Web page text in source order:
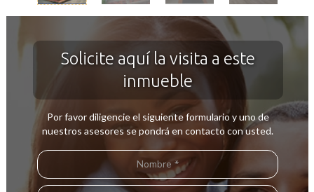
Solicite aquí la visita a este
inmueble
Por favor diligencie el siguiente formulario y uno de
nuestros asesores se pondrá en contacto con usted.